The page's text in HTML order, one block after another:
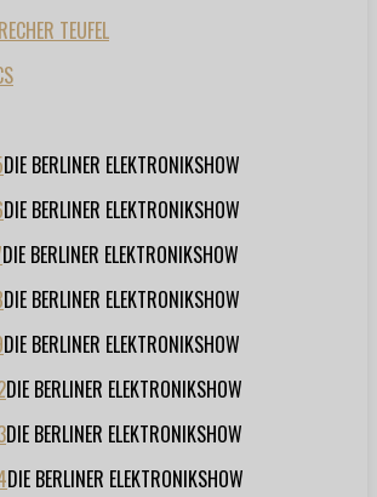
TEUFEL
DIE BERLINER ELEKTRONIKSHOW
DIE BERLINER ELEKTRONIKSHOW
DIE BERLINER ELEKTRONIKSHOW
DIE BERLINER ELEKTRONIKSHOW
DIE BERLINER ELEKTRONIKSHOW
DIE BERLINER ELEKTRONIKSHOW
DIE BERLINER ELEKTRONIKSHOW
DIE BERLINER ELEKTRONIKSHOW